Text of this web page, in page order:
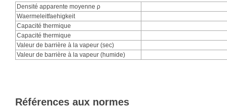
Densité apparente moyenne ρ
Waermeleitfaehigkeit
Capacité thermique
Capacité thermique
Valeur de barrière à la vapeur (sec)
Valeur de barrière à la vapeur (humide)
Références aux normes